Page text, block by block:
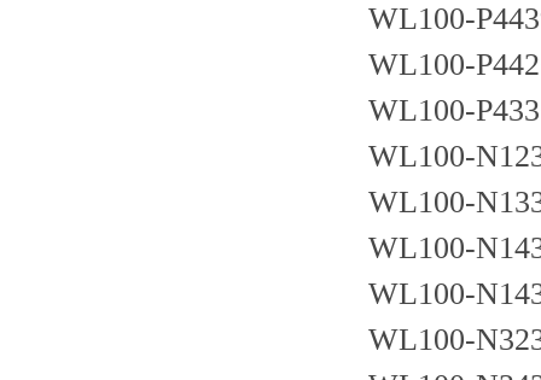
WL100-
WL100-
WL100-
WL100-
WL100-
WL100-
WL100-
WL100-